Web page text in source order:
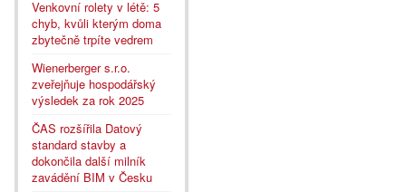
Venkovní rolety v létě: 5
chyb, kvůli kterým doma
zbytečně trpíte vedrem
Wienerberger s.r.o.
zveřejňuje hospodářský
výsledek za rok 2025
ČAS rozšířila Datový
standard stavby a
dokončila další milník
zavádění BIM v Česku